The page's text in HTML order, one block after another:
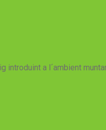
introduint a l´ambient